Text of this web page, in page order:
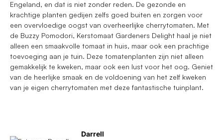
Engeland, en dat is niet zonder reden. De gezonde en
krachtige planten gedijen zelfs goed buiten en zorgen voor
een overvloedige oogst van overheerlijke cherrytomaten. Met
de Buzzy Pomodori, Kerstomaat Gardeners Delight haal je niet
alleen een smaakvolle tomaat in huis, maar ook een prachtige
toevoeging aan je tuin. Deze tomatenplanten zijn niet alleen
gemakkelijk te kweken, maar ook een lust voor het oog. Geniet
van de heerlijke smaak en de voldoening van het zelf kweken
van je eigen cherrytomaten met deze fantastische tuinplant.
Darrell